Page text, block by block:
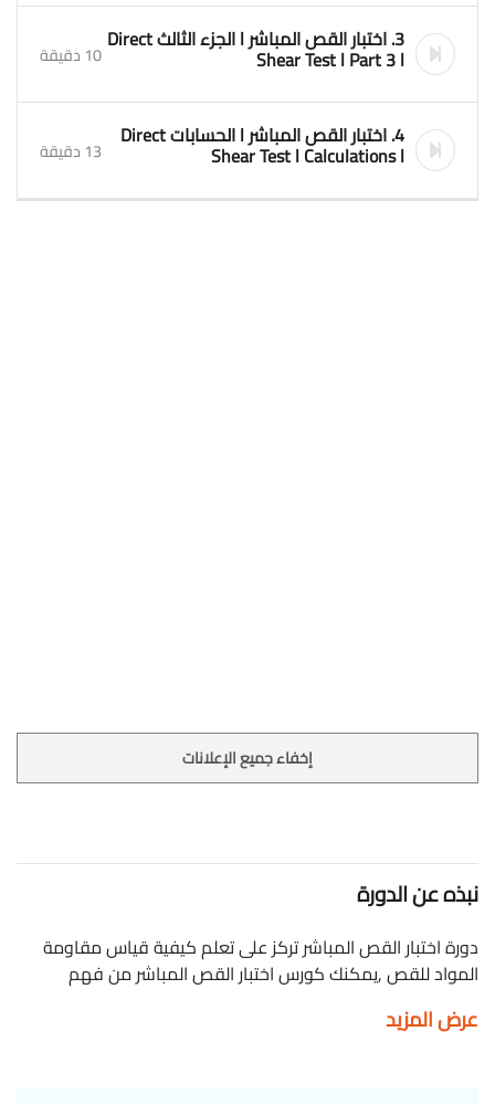
3. اختبار القص المباشر l الجزء الثالث Direct
Shear Test l Part 3 l 10 دقيقة
4. اختبار القص المباشر l الحسابات Direct
Shear Test l Calculations l 13 دقيقة
إخفاء جميع الإعلانات
نبذه عن الدورة
دورة اختبار القص المباشر تركز على تعلم كيفية قياس مقاومة
المواد للقص ,يمكنك كورس اختبار القص المباشر من فهم
وبشهادة معتمدة. كورسات هندسية Direct Shear test
عرض المزيد